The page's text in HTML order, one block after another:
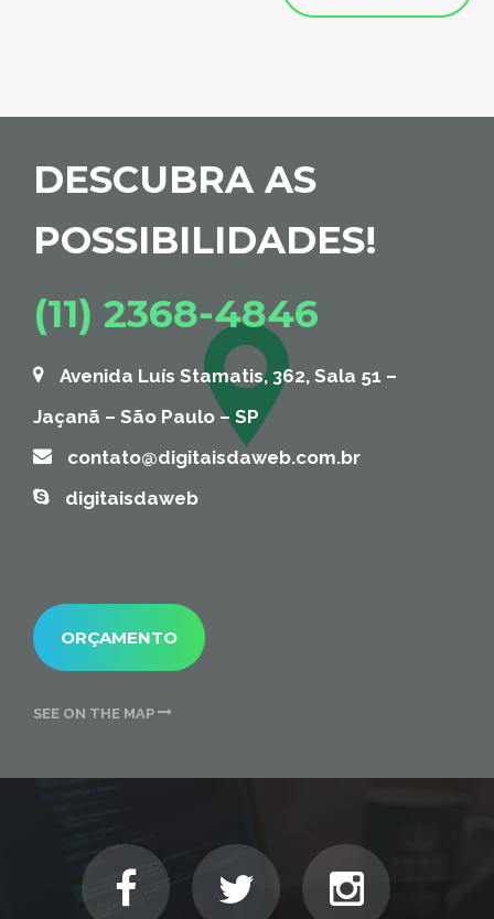
DESCUBRA AS
POSSIBILIDADES!
(11) 2368-4846
Avenida Luís Stamatis, 362, Sala 51 –
Jaçanã – São Paulo – SP
contato@digitaisdaweb.com.br
digitaisdaweb
ORÇAMENTO
SEE ON THE MAP